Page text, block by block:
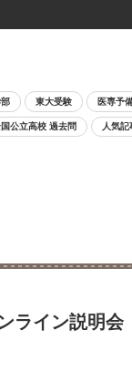
東大受験 医専予
公立高校 過去問 人気記
ライン説明